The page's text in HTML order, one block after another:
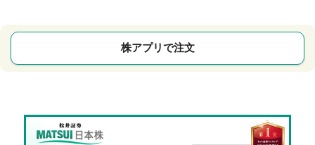
株アプリで注文